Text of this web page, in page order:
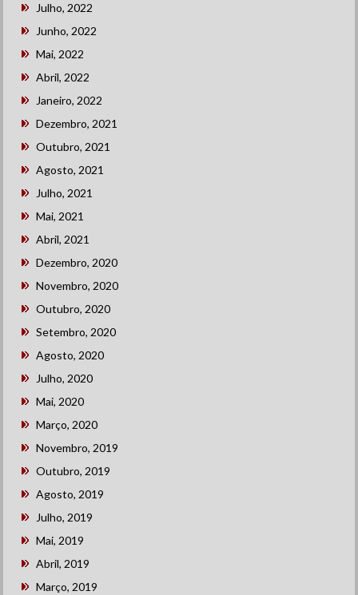
Julho, 2022
Junho, 2022
Mai, 2022
Abril, 2022
Janeiro, 2022
Dezembro, 2021
Outubro, 2021
Agosto, 2021
Julho, 2021
Mai, 2021
Abril, 2021
Dezembro, 2020
Novembro, 2020
Outubro, 2020
Setembro, 2020
Agosto, 2020
Julho, 2020
Mai, 2020
Março, 2020
Novembro, 2019
Outubro, 2019
Agosto, 2019
Julho, 2019
Mai, 2019
Abril, 2019
Março, 2019